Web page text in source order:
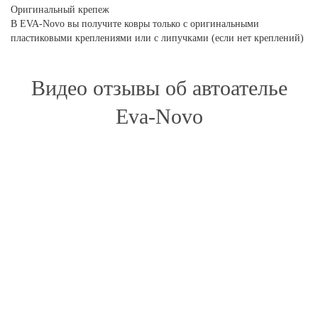
Оригинальный крепеж
В EVA-Novo вы получите ковры только с оригинальными
пластиковыми креплениями или с липучками (если нет креплений)
Видео отзывы об автоателье
Eva-Novo